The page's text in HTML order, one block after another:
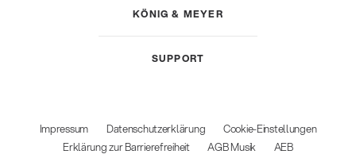
KÖNIG & MEYER
SUPPORT
Impressum Datenschutzerklärung
Cookie-Einstellungen
Erklärung zur Barrierefreiheit
AGB Musik AEB